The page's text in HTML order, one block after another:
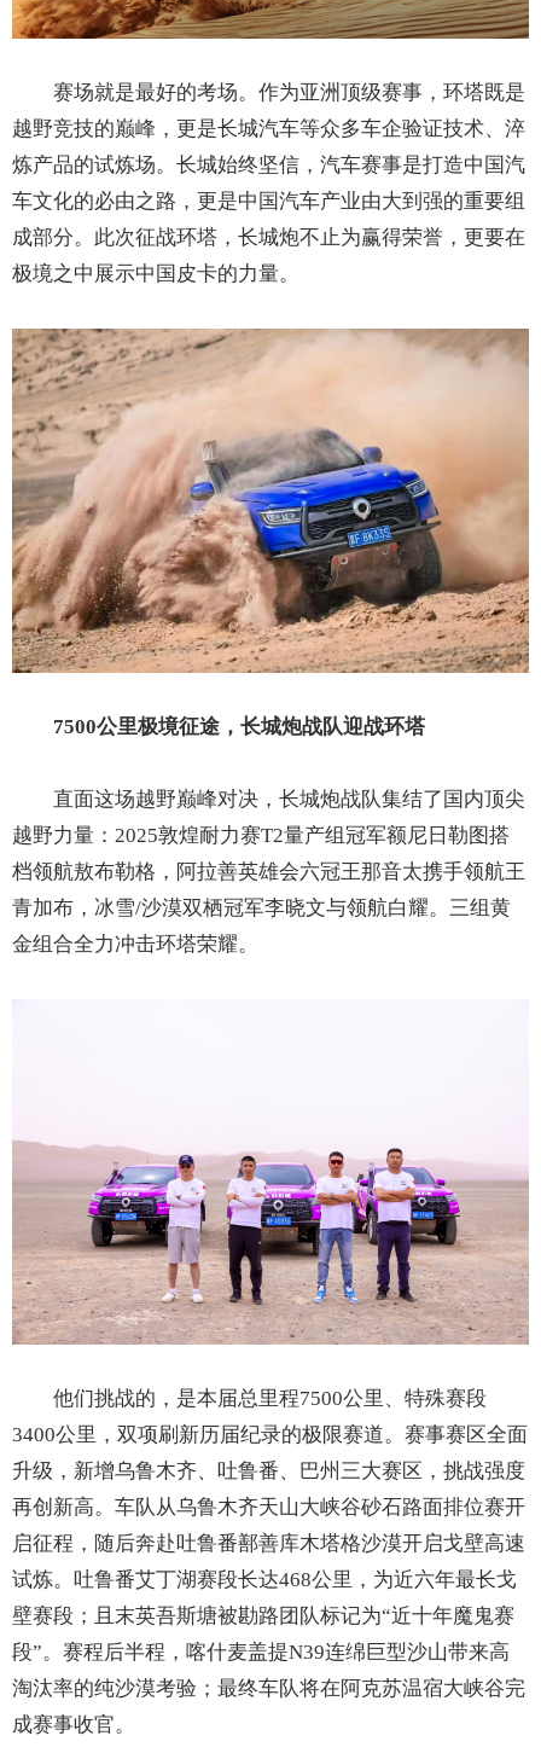
赛场就是最好的考场。作为亚洲顶级赛事，环塔既是
越野竞技的巅峰，更是长城汽车等众多车企验证技术、淬
炼产品的试炼场。长城始终坚信，汽车赛事是打造中国汽
车文化的必由之路，更是中国汽车产业由大到强的重要组
成部分。此次征战环塔，长城炮不止为赢得荣誉，更要在
极境之中展示中国皮卡的力量。
7500公里极境征途，长城炮战队迎战环塔
直面这场越野巅峰对决，长城炮战队集结了国内顶尖
越野力量：2025敦煌耐力赛T2量产组冠军额尼日勒图搭
档领航敖布勒格，阿拉善英雄会六冠王那音太携手领航王
青加布，冰雪/沙漠双栖冠军李晓文与领航白耀。三组黄
金组合全力冲击环塔荣耀。
他们挑战的，是本届总里程7500公里、特殊赛段
3400公里，双项刷新历届纪录的极限赛道。赛事赛区全面
升级，新增乌鲁木齐、吐鲁番、巴州三大赛区，挑战强度
再创新高。车队从乌鲁木齐天山大峡谷砂石路面排位赛开
启征程，随后奔赴吐鲁番鄯善库木塔格沙漠开启戈壁高速
试炼。吐鲁番艾丁湖赛段长达468公里，为近六年最长戈
壁赛段；且末英吾斯塘被勘路团队标记为“近十年魔鬼赛
段”。赛程后半程，喀什麦盖提N39连绵巨型沙山带来高
淘汰率的纯沙漠考验；最终车队将在阿克苏温宿大峡谷完
成赛事收官。